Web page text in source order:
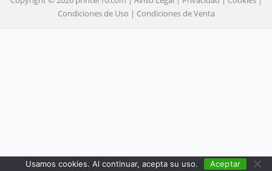
Condiciones de Uso | Condiciones de Venta
Usamos cookies. Al continuar, acepta su uso. Aceptar